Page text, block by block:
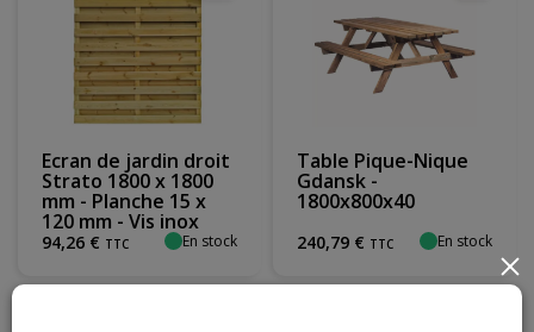
Ecran de jardin droit
Strato 1800 x 1800
mm - Planche 15 x
120 mm - Vis inox
94,26 € TTC En stock
Table Pique-Nique
Gdansk -
1800x800x40
240,79 € TTC En stock
×